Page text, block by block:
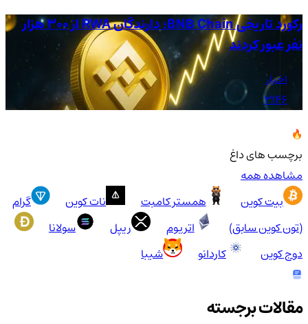
رکورد تاریخی BNB Chain؛ دارندگان RWA از ۳۰۰ هزار
نفر عبور کردند
اخبار
3146
برچسب های داغ
مشاهده همه
بیت کوین
همستر کامبت نات کوین
گرام
(تون کوین سابق)
اتریوم ریپل
سولانا
دوج کوین
کاردانو شیبا
مقالات برجسته